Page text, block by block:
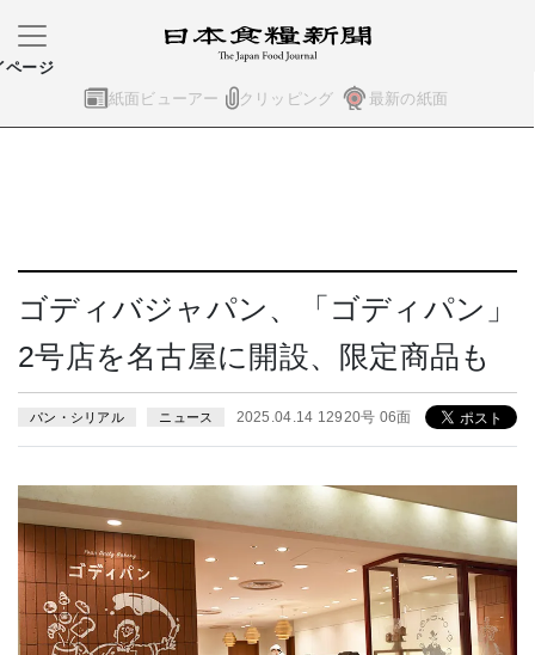
紙面ビューアー クリッピング 最新の紙面
ページ
ゴディバジャパン、「ゴディパン」
2号店を名古屋に開設、限定商品も
パン・シリアル ニュース 2025.04.14 12920号 06面